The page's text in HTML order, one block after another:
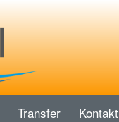
Transfer Kontakt